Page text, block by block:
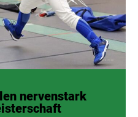
nervenstark